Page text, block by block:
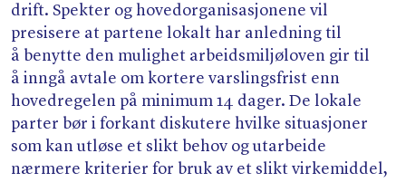
drift. Spekter og hovedorganisasjonene vil
presisere at partene lokalt har anledning til
å benytte den mulighet arbeidsmiljøloven gir til
å inngå avtale om kortere varslingsfrist enn
hovedregelen på minimum 14 dager. De lokale
parter bør i forkant diskutere hvilke situasjoner
som kan utløse et slikt behov og utarbeide
nærmere kriterier for bruk av et slikt virkemiddel,